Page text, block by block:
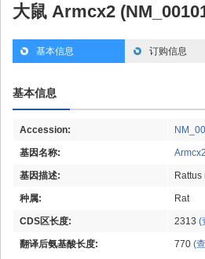
大鼠 Armcx2
基本信息 订购信息
基本信息
Accession:
基因名称: Armcx2
基因描述:
种属: Rat
CDS区长度: 2313 (
翻译后氨基酸长度: 770 (